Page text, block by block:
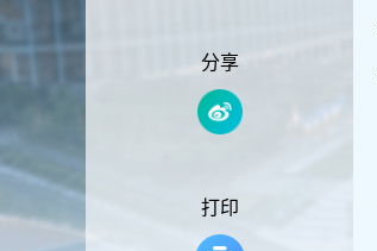
分享
打印